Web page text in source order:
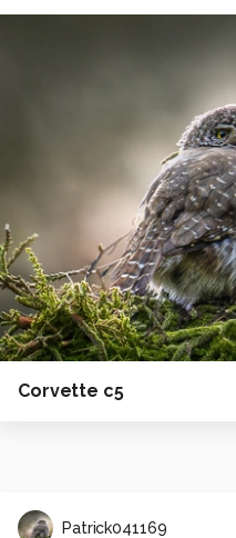
Corvette c5
Patrick041169